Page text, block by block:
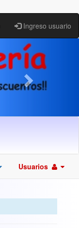
Ingreso usuario
Usuarios